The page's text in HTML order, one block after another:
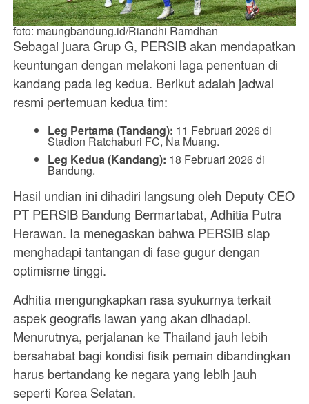
foto: maungbandung.id/Riandhi Ramdhan
Sebagai juara Grup G, PERSIB akan mendapatkan
keuntungan dengan melakoni laga penentuan di
kandang pada leg kedua. Berikut adalah jadwal
resmi pertemuan kedua tim:
Leg Pertama (Tandang): 11 Februari 2026 di
Stadion Ratchaburi FC, Na Muang.
Leg Kedua (Kandang): 18 Februari 2026 di
Bandung.
Hasil undian ini dihadiri langsung oleh Deputy CEO
PT PERSIB Bandung Bermartabat, Adhitia Putra
Herawan. Ia menegaskan bahwa PERSIB siap
menghadapi tantangan di fase gugur dengan
optimisme tinggi.
Adhitia mengungkapkan rasa syukurnya terkait
aspek geografis lawan yang akan dihadapi.
Menurutnya, perjalanan ke Thailand jauh lebih
bersahabat bagi kondisi fisik pemain dibandingkan
harus bertandang ke negara yang lebih jauh
seperti Korea Selatan.